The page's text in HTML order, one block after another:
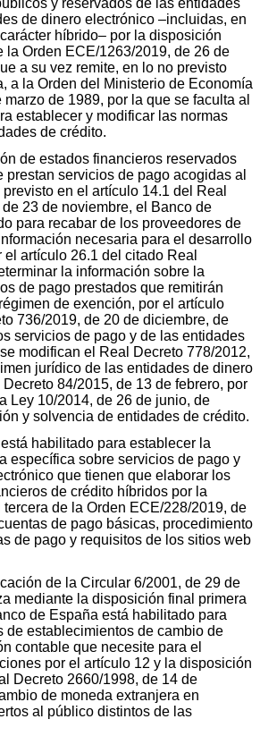
y reservados de las entidades
de dinero electrónico –incluidas, en
híbrido– por la disposición
la Orden ECE/1263/2019, de 26 de
a su vez remite, en lo no previsto
a la Orden del Ministerio de Economía
de 1989, por la que se faculta al
establecer y modificar las normas
de crédito.
de estados financieros reservados
prestan servicios de pago acogidas al
en el artículo 14.1 del Real
23 de noviembre, el Banco de
para recabar de los proveedores de
necesaria para el desarrollo
artículo 26.1 del citado Real
la información sobre la
de pago prestados que remitirán
de exención, por el artículo
736/2019, de 20 de diciembre, de
servicios de pago y de las entidades
modifican el Real Decreto 778/2012,
jurídico de las entidades de dinero
84/2015, de 13 de febrero, por
Ley 10/2014, de 26 de junio, de
y solvencia de entidades de crédito.
habilitado para establecer la
específica sobre servicios de pago y
que tienen que elaborar los
de crédito híbridos por la
de la Orden ECE/228/2019, de
de pago básicas, procedimiento
de pago y requisitos de los sitios web
de la Circular 6/2001, de 29 de
mediante la disposición final primera
de España está habilitado para
de establecimientos de cambio de
contable que necesite para el
por el artículo 12 y la disposición
Decreto 2660/1998, de 14 de
de moneda extranjera en
al público distintos de las